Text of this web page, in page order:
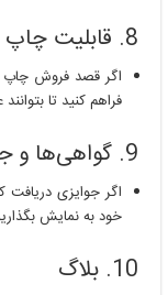
8. قابلیت چاپ عکس
اگر قصد فروش چاپ
فراهم کنید تا
9. گواهی‌ها و جوایز
اگر جوایزی دریافت
خود به نمایش
10. بلاگ